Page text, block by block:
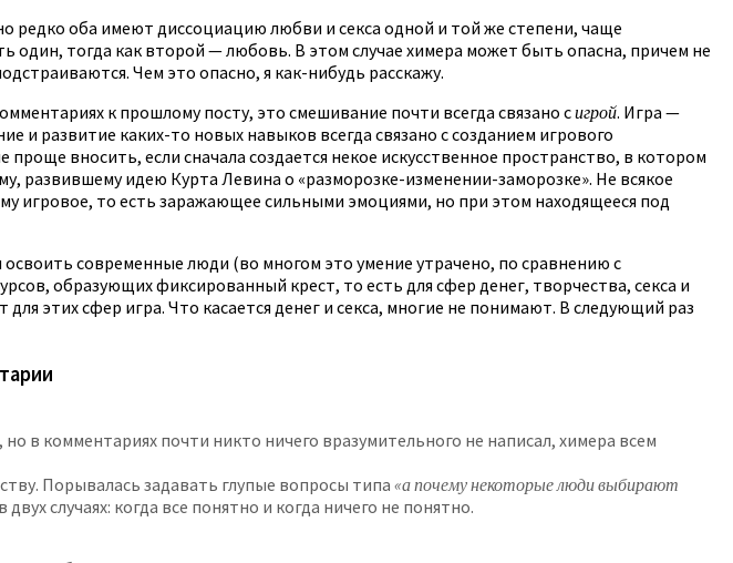
редко оба имеют диссоциацию любви и секса одной и той же степени, чаще
тогда как второй — любовь. В этом случае химера может быть опасна, причем не
Чем это опасно, я как-нибудь расскажу.
к прошлому посту, это смешивание почти всегда связано сигрой. Игра —
и развитие каких-то новых навыков всегда связано с созданием игрового
вносить, если сначала создается некое искусственное пространство, в котором
развившему идею Курта Левина о «разморозке-изменении-заморозке». Не всякое
игровое, то есть заражающее сильными эмоциями, но при этом находящееся под
современные люди (во многом это умение утрачено, по сравнению с
образующих фиксированный крест, то есть для сфер денег, творчества, секса и
этих сфер игра. Что касается денег и секса, многие не понимают. В следующий раз
в комментариях почти никто ничего вразумительного не написал, химера всем
Порывалась задавать глупые вопросы типа «а почему некоторые люди выбирают
случаях: когда все понятно и когда ничего не понятно.